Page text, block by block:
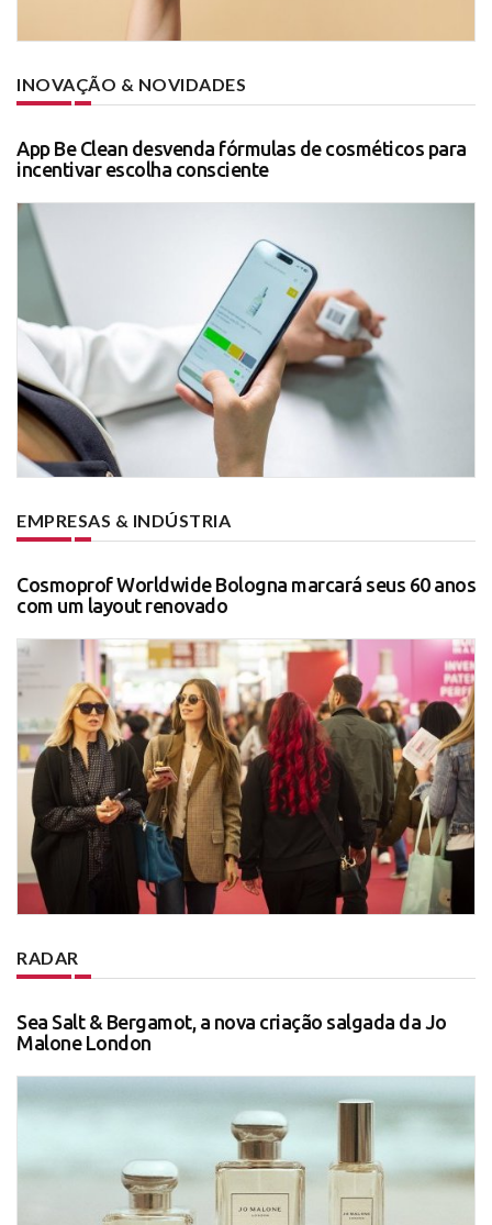
INOVAÇÃO & NOVIDADES
App Be Clean desvenda fórmulas de cosméticos para
incentivar escolha consciente
EMPRESAS & INDÚSTRIA
Cosmoprof Worldwide Bologna marcará seus 60 anos
com um layout renovado
RADAR
Sea Salt & Bergamot, a nova criação salgada da Jo
Malone London